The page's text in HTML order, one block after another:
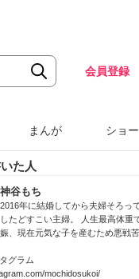
会員登録
まんが ショ
た人
神谷もち
2016年に結婚してから夫婦そろっ
したどすこい主婦。 人生最高体重
娠、現在元気な子を産むため悪戦
グラム
mochidosukoi/